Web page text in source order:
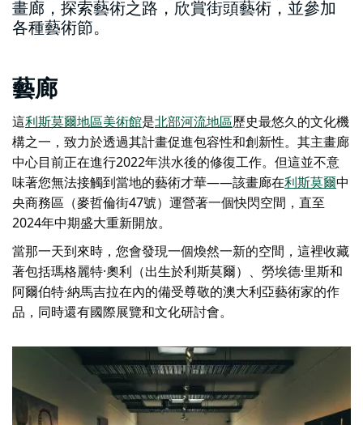
畫廊，探索藝術之路，欣賞街頭藝術，並參加
各種藝術節。
藝廊
這利斯莫爾地區美術館是北部河流地區歷史最悠久的文化機
構之一，致力於透過其計畫促進包容性和創新性。其主畫廊
中心目前正在進行2022年洪水後的修復工作。但這並不意
味著您無法接觸到當地的藝術才華——該畫廊在利斯莫爾中
央商務區（麥哲倫街47號）運營著一個快閃空間，直至
2024年中期盛大重新開放。
當那一天到來時，您會發現一個煥然一新的空間，這裡收藏
著包括瑪格麗特·奧利（出生於利斯莫爾）、勞埃德·里斯和
阿爾伯特·納馬吉拉在內的備受尊敬的澳大利亞藝術家的作
品，同時還有國際展覽和文化研討會。